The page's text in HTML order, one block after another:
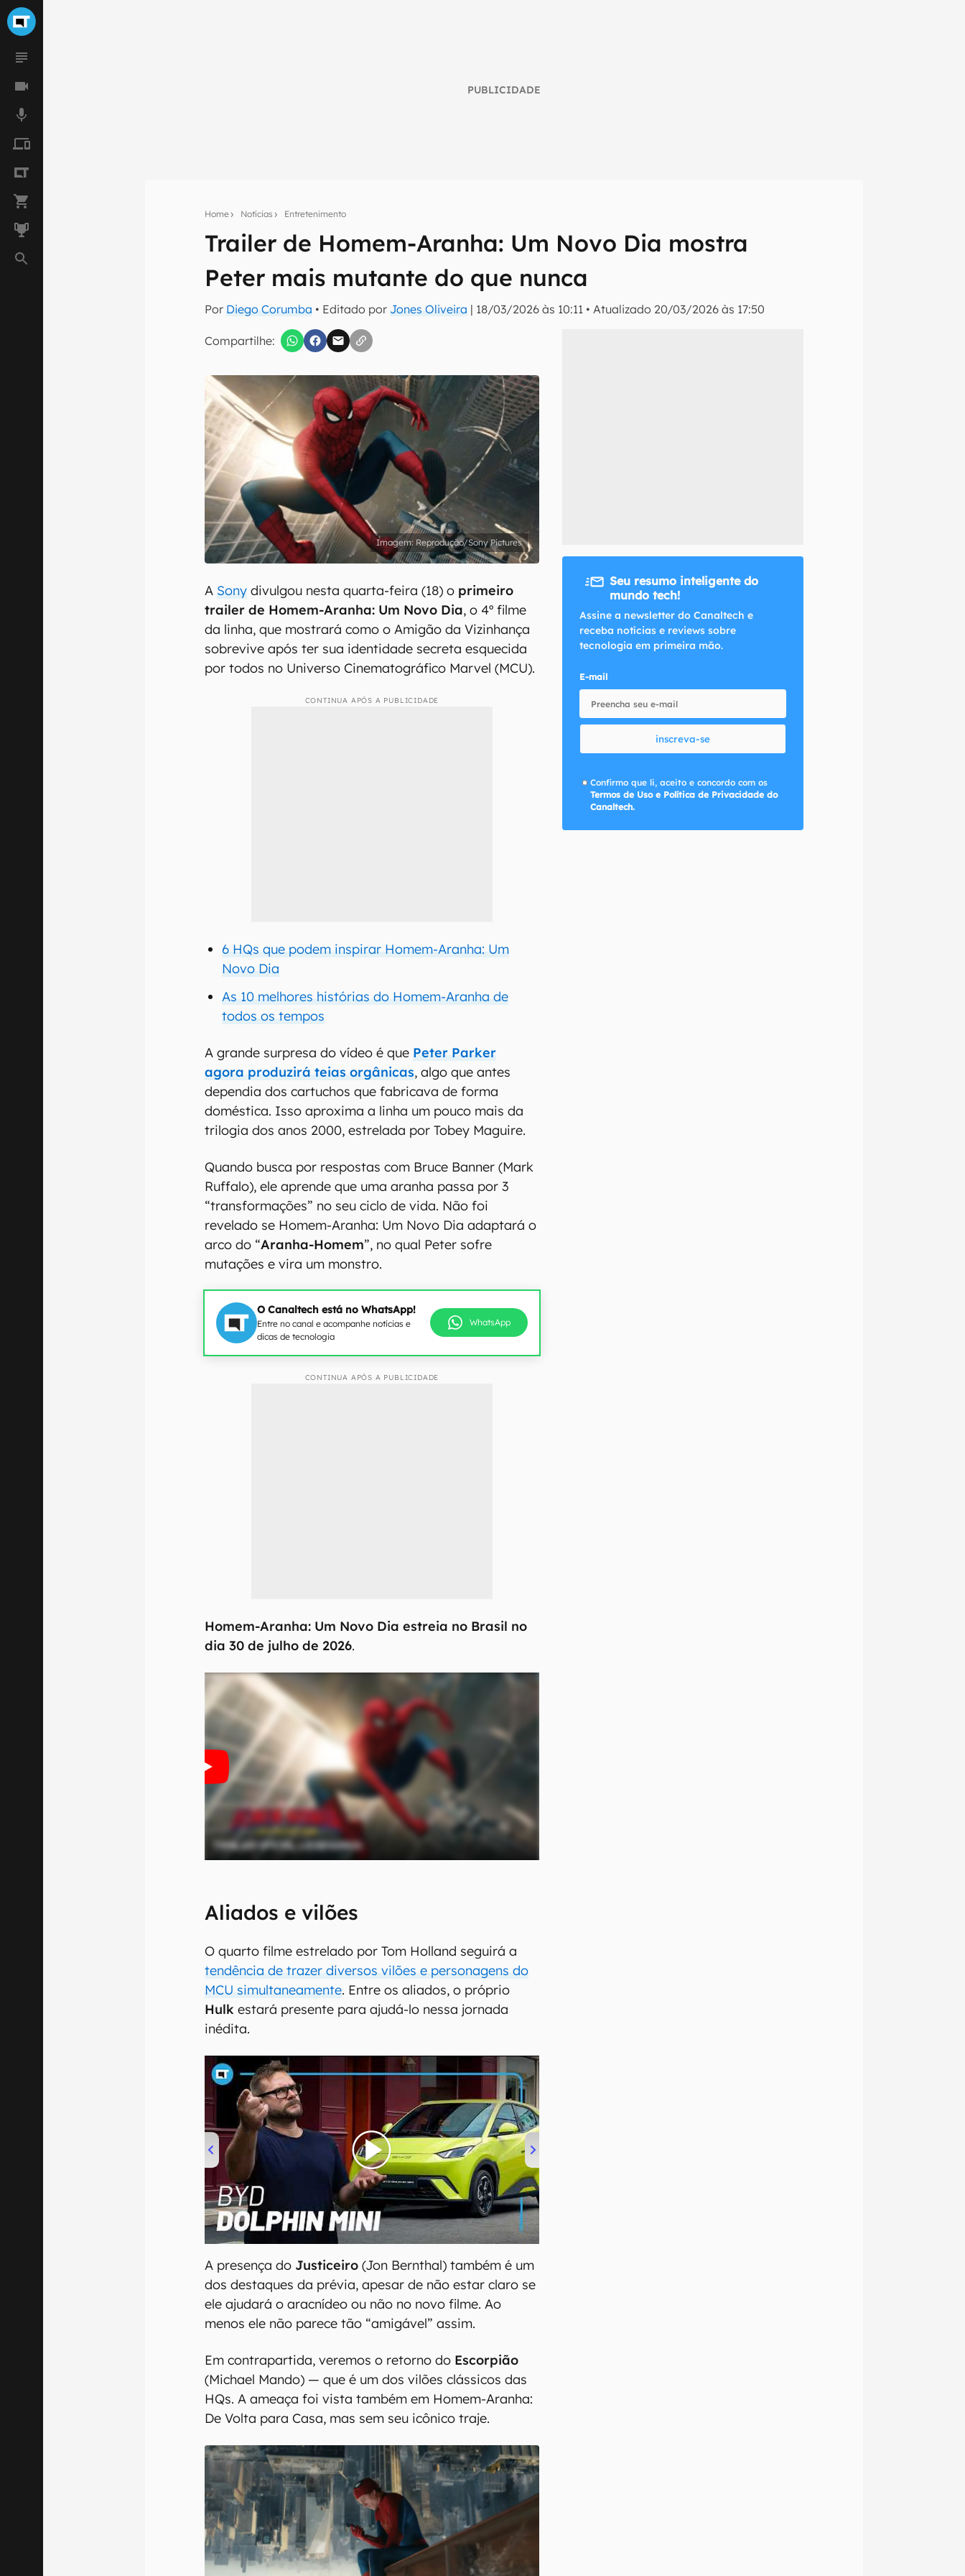
PUBLICIDADE
Home Notícias Entretenimento
Trailer de Homem-Aranha: Um Novo Dia mostra
Peter mais mutante do que nunca
Por Diego Corumba • Editado por Jones Oliveira | 18/03/2026 às 10:11 •Atualizado 20/03/2026 às 17:50
Compartilhe:
Assine a newsletter do Canaltech e receba notícias e reviews sobre tecnologia em primeira
inscreva-se
Confirmo que li, aceito e concordo com os Termos de Uso e Política de Privacidade do Canaltech.
Reprodução/Sony Pictures
A Sony divulgou nesta quarta-feira (18) o primeiro
trailer de Homem-Aranha: Um Novo Dia, o 4º filme
da linha, que mostrará como o Amigão da Vizinhança
sobrevive após ter sua identidade secreta esquecida
por todos no Universo Cinematográfico Marvel (MCU).
CONTINUA APÓS A PUBLICIDADE
6 HQs que podem inspirar Homem-Aranha: Um
Novo Dia
As 10 melhores histórias do Homem-Aranha de
todos os tempos
A grande surpresa do vídeo é que Peter Parker
agora produzirá teias orgânicas, algo que antes
dependia dos cartuchos que fabricava de forma
doméstica. Isso aproxima a linha um pouco mais da
trilogia dos anos 2000, estrelada por Tobey Maguire.
Quando busca por respostas com Bruce Banner (Mark
Ruffalo), ele aprende que uma aranha passa por 3
“transformações” no seu ciclo de vida. Não foi
revelado se Homem-Aranha: Um Novo Dia adaptará o
arco do “Aranha-Homem”, no qual Peter sofre
mutações e vira um monstro.
O Canaltech está no WhatsApp!
Entre no canal e acompanhe notícias e
dicas de tecnologia
WhatsApp
CONTINUA APÓS A PUBLICIDADE
Homem-Aranha: Um Novo Dia estreia no Brasil no
dia 30 de julho de 2026.
Aliados e vilões
O quarto filme estrelado por Tom Holland seguirá a
tendência de trazer diversos vilões e personagens do
MCU simultaneamente. Entre os aliados, o próprio
Hulk estará presente para ajudá-lo nessa jornada
inédita.
00:00/04:07
A presença do Justiceiro (Jon Bernthal) também é um
dos destaques da prévia, apesar de não estar claro se
ele ajudará o aracnídeo ou não no novo filme. Ao
menos ele não parece tão “amigável” assim.
Em contrapartida, veremos o retorno do Escorpião
(Michael Mando) — que é um dos vilões clássicos das
HQs. A ameaça foi vista também em Homem-Aranha:
De Volta para Casa, mas sem seu icônico traje.
Seu resumo inteligente do
mundo tech!
Assine a newsletter do Canaltech e
receba notícias e reviews sobre
tecnologia em primeira mão.
E-mail
inscreva-se
Confirmo que li, aceito e concordo com os
Termos de Uso e Política de Privacidade do
Canaltech.